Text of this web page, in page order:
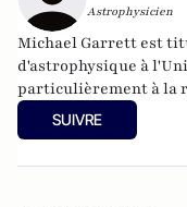
Astrophysicien
Michael Garrett est
d'astrophysique à
particulièrement à la
extraterrestre (SETI)
l'Académie
SUIVRE